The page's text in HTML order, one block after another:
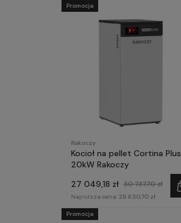
Rakoczy
Kocioł na pellet Cortina Plus
20kW Rakoczy
27 049,18 zł 30 737,70 zł
Najniższa cena: 29 630,70 zł
Promocja
Promocja